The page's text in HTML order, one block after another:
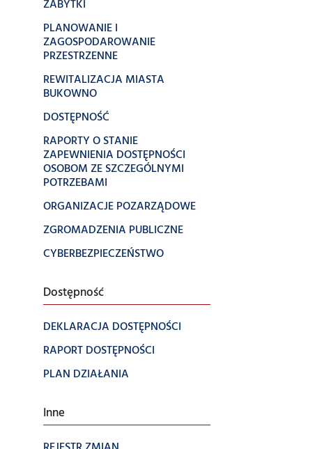
ZABYTKI
PLANOWANIE I
ZAGOSPODAROWANIE
PRZESTRZENNE
REWITALIZACJA MIASTA
BUKOWNO
DOSTĘPNOŚĆ
RAPORTY O STANIE
ZAPEWNIENIA DOSTĘPNOŚCI
OSOBOM ZE SZCZEGÓLNYMI
POTRZEBAMI
ORGANIZACJE POZARZĄDOWE
ZGROMADZENIA PUBLICZNE
CYBERBEZPIECZEŃSTWO
Dostępność
DEKLARACJA DOSTĘPNOŚCI
RAPORT DOSTĘPNOŚCI
PLAN DZIAŁANIA
Inne